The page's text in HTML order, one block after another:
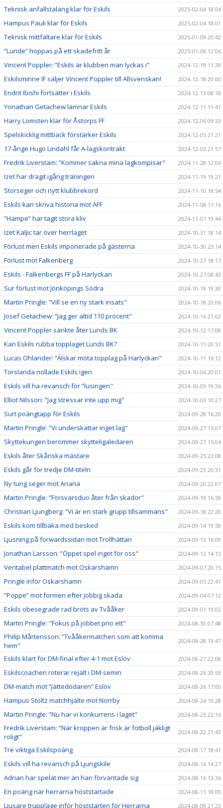
Teknisk anfallstalang klar för Eskils 2025-02-04 18:04
Hampus Pauli klar för Eskils 2025-02-04 18:01
Teknisk mittfältare klar för Eskils 2025-01-09 20:42
”Lunde” hoppas på ett skadefritt år 2025-01-08 12:06
Vincent Poppler: ”Eskils är klubben man lyckas i" 2024-12-19 11:39
Eskilsminne IF säljer Vincent Poppler till Allsvenskan! 2024-12-18 20:00
Endrit Ibishi fortsätter i Eskils 2024-12-13 08:18
Yonathan Getachew lämnar Eskils 2024-12-11 11:41
Harry Lomsten klar för Åstorps FF 2024-12-06 09:33
Spelskicklig mittback förstärker Eskils 2024-12-05 21:21
17-årige Hugo Lindahl får A-lagskontrakt 2024-12-03 21:57
Fredrik Liverstam: ”Kommer sakna mina lagkompisar" 2024-11-28 12:06
Izet har dragit igång träningen 2024-11-19 19:21
Storseger och nytt klubbrekord 2024-11-10 18:54
Eskils kan skriva historia mot ÄFF 2024-11-08 11:16
”Hampe” har tagit stora kliv 2024-11-07 19:44
Izet Kaljic tar över herrlaget 2024-10-31 18:14
Förlust men Eskils imponerade på gästerna 2024-10-30 23:14
Förlust mot Falkenberg 2024-10-27 18:17
Eskils - Falkenbergs FF på Harlyckan 2024-10-27 08:43
Sur förlust mot Jönköpings Södra 2024-10-19 19:30
Martin Pringle: ”Vill se en ny stark insats" 2024-10-18 20:06
Josef Getachew: ”Jag ger altid 110 procent" 2024-10-16 21:02
Vincent Poppler sänkte åter Lunds BK 2024-10-12 17:08
Kan Eskils rubba topplaget Lunds BK? 2024-10-11 20:51
Lucas Ohlander: ”Älskar möta topplag på Harlyckan" 2024-10-11 16:12
Torslanda nollade Eskils igen 2024-10-06 20:01
Eskils vill ha revansch för ”lusingen" 2024-10-03 19:36
Elliot Nilsson: ”Jag stressar inte upp mig" 2024-10-03 10:27
Surt poängtapp för Eskils 2024-09-28 16:20
Martin Pringle: ”Vi underskattar inget lag" 2024-09-27 15:07
Skyttekungen berömmer skytteligaledaren 2024-09-27 15:04
Eskils åter Skånska mästare 2024-09-25 23:08
Eskils går för tredje DM-titeln 2024-09-23 20:31
Ny tung seger mot Ariana 2024-09-20 22:07
Martin Pringle: ”Försvarsduo åter från skador" 2024-09-19 16:59
Christian Ljungberg: ”Vi är en stark grupp tillsammans" 2024-09-18 22:20
Eskils kom tillbaka med besked 2024-09-14 19:59
Ljusning på forwardssidan mot Trollhättan 2024-09-13 16:09
Jonathan Larsson: ”Öppet spel inget för oss" 2024-09-13 14:13
Veritabel plattmatch mot Oskarshamn 2024-09-07 20:15
Pringle inför Oskarshamn 2024-09-05 22:41
”Poppe” mot formen efter jobbig skada 2024-09-04 07:12
Eskils obesegrade rad bröts av Tvååker 2024-09-01 19:02
Martin Pringle: "Fokus på jobbet prio ett" 2024-08-30 07:48
Philip Mårtensson: ”Tvååkermatchen som att komma
hem"
2024-08-28 19:47
Eskils klart för DM-final efter 4-1 mot Eslöv 2024-08-27 22:08
Eskilscoachen roterar rejält i DM-semin 2024-08-26 20:53
DM-match mot ”Jättedödaren” Eslöv 2024-08-26 17:00
Hampus Stoltz matchhjälte mot Norrby 2024-08-24 19:28
Martin Pringle: ”Nu har vi konkurrens i laget" 2024-08-23 22:16
Fredrik Liverstam: ”När kroppen är frisk är fotboll jäkligt
roligt"
2024-08-22 21:43
Tre viktiga Eskilspoäng 2024-08-17 18:41
Eskils vill ha revansch på Ljungskile 2024-08-16 14:27
Adrian har spelat mer än han förväntade sig 2024-08-16 13:36
En poäng när herrarna höststartade 2024-08-11 18:09
Ljusare truppläge inför höststarten för Herrarna 2024-08-09 21:23